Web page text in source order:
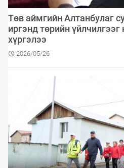
​Төв аймгийн Алтанбулаг
иргэнд төрийн
хүргэлээ
2026/05/26